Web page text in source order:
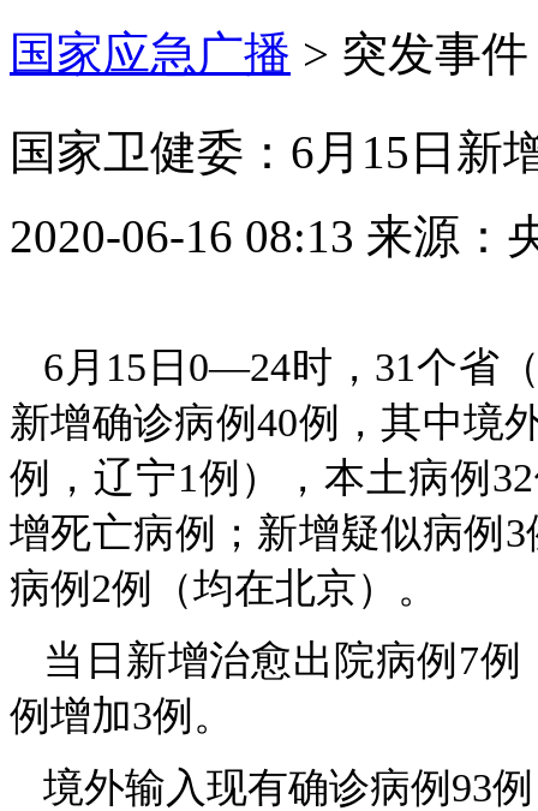
国家应急广播 > 突发事件
国家卫健委：6月15日新
2020-06-16 08:13 来源：
6月15日0—24时，31个省
新增确诊病例40例，其中境
例，辽宁1例），本土病例
增死亡病例；新增疑似病例
病例2例（均在北京）。
当日新增治愈出院病例7
例增加3例。
境外输入现有确诊病例93